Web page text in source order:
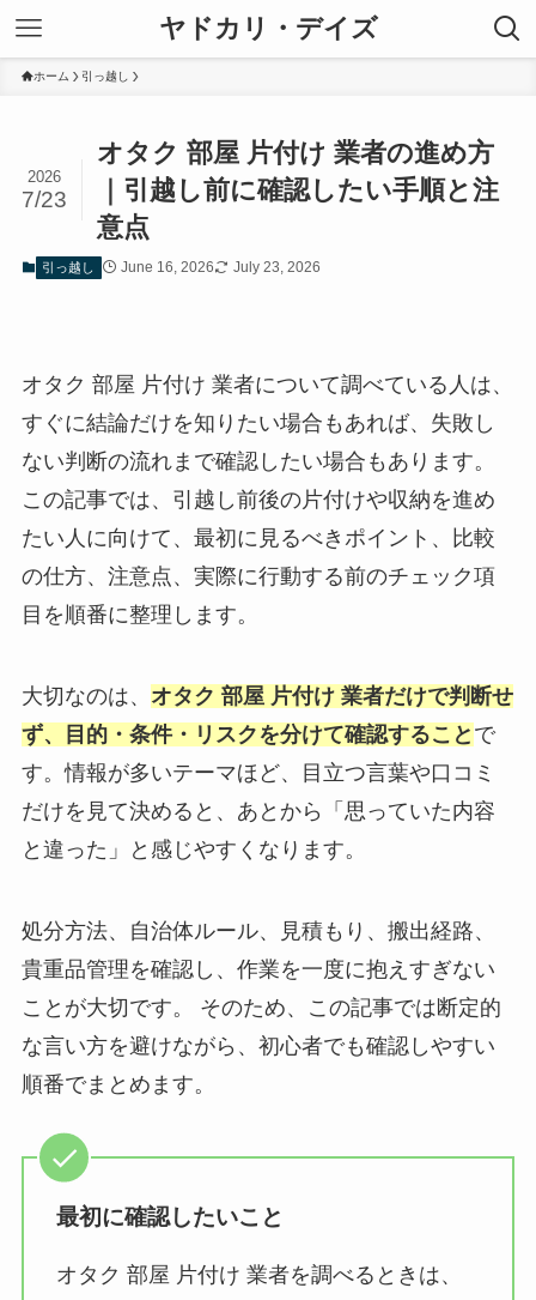
ヤドカリ・デイズ
ホーム 引っ越し
オタク 部屋 片付け 業者の進め方
｜引越し前に確認したい手順と注
意点
2026
7/23
引っ越し June 16, 2026 July 23, 2026
オタク 部屋 片付け 業者について調べている人は、
すぐに結論だけを知りたい場合もあれば、失敗し
ない判断の流れまで確認したい場合もあります。
この記事では、引越し前後の片付けや収納を進め
たい人に向けて、最初に見るべきポイント、比較
の仕方、注意点、実際に行動する前のチェック項
目を順番に整理します。
大切なのは、 オタク 部屋 片付け 業者だけで判断せ
ず、目的・条件・リスクを分けて確認すること で
す。情報が多いテーマほど、目立つ言葉や口コミ
だけを見て決めると、あとから「思っていた内容
と違った」と感じやすくなります。
処分方法、自治体ルール、見積もり、搬出経路、
貴重品管理を確認し、作業を一度に抱えすぎない
ことが大切です。 そのため、この記事では断定的
な言い方を避けながら、初心者でも確認しやすい
順番でまとめます。
最初に確認したいこと
オタク 部屋 片付け 業者を調べるときは、